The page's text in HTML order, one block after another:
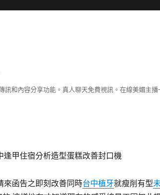
和內容分享功能。真人聊天免費視訊。在線美媚主
逢甲住宿分析造型蛋糕改善封口機
來函告之即刻改善同時台中植牙就瘦削有型